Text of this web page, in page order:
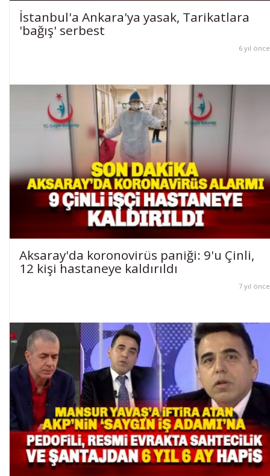
İstanbul'a Ankara'ya yasak, Tarikatlara
'bağış' serbest
6 yıl önce
Aksaray'da koronovirüs paniği: 9'u Çinli,
12 kişi hastaneye kaldırıldı
7 yıl önce